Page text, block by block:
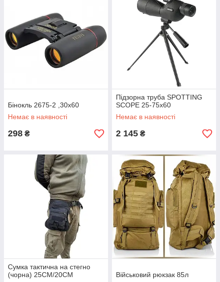
Бінокль 2675-2 ,30x60
Немає в наявності
298 ₴
Підзорна труба SPOTTING
SCOPE 25-75х60
Немає в наявності
2 145 ₴
Сумка тактична на стегно
(чорна) 25СМ/20СМ
Військовий рюкзак 85л